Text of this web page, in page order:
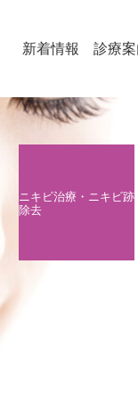
新着情報 診療
ニキビ治療・ニキビ跡
除去